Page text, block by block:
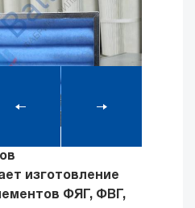
изготовление
ФЯГ, ФВГ,